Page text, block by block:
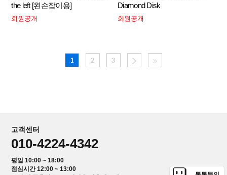
the left [왼손잡이용]
회원공개
Diamond Disk
회원공개
1 2 3
고객센터
010-4224-4342
평일 10:00 ~ 18:00
점심시간 12:00 ~ 13:00